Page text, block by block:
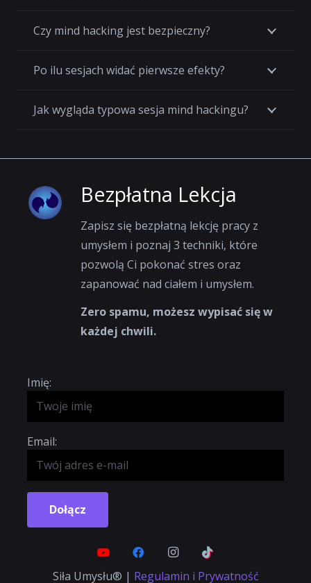
Czy mind hacking jest bezpieczny?
Po ilu sesjach widać pierwsze efekty?
Jak wygląda typowa sesja mind hackingu?
Bezpłatna Lekcja
Zapisz się bezpłatną lekcję pracy z
umysłem i poznaj 3 techniki, które
pozwolą Ci pokonać stres oraz
zapanować nad ciałem i umysłem.
Zero spamu, możesz wypisać się w
każdej chwili.
Imię:
Email:
Dołącz
Siła Umysłu® | Regulamin i Prywatność